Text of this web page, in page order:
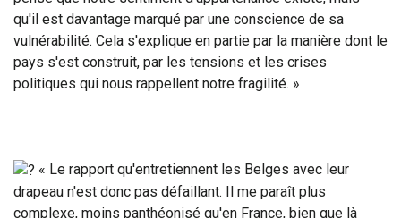
qu'il est davantage marqué par une conscience de sa
vulnérabilité. Cela s'explique en partie par la manière dont le
pays s'est construit, par les tensions et les crises
politiques qui nous rappellent notre fragilité. »
« Le rapport qu'entretiennent les Belges avec leur
drapeau n'est donc pas défaillant. Il me paraît plus
complexe, moins panthéonisé qu'en France, bien que là